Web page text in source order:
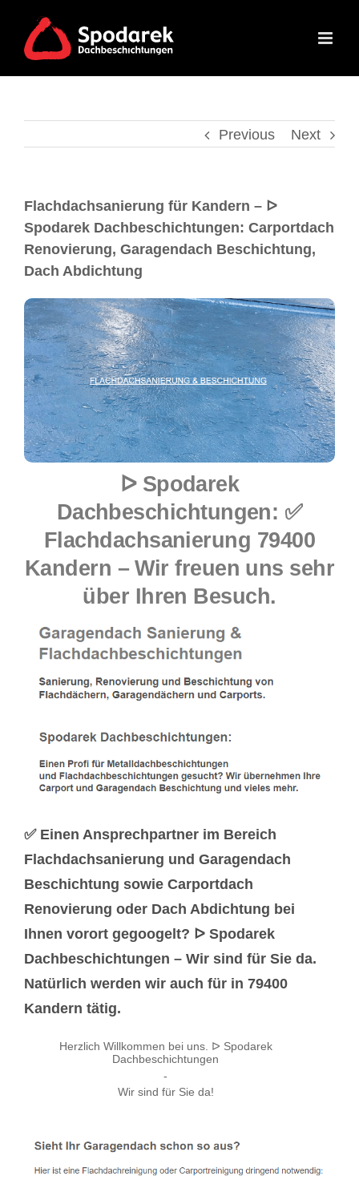
Previous Next
Flachdachsanierung für Kandern – ᐅ
Spodarek Dachbeschichtungen: Carportdach
Renovierung, Garagendach Beschichtung,
Dach Abdichtung
ᐅ Spodarek
Dachbeschichtungen: ✅
Flachdachsanierung 79400
Kandern – Wir freuen uns sehr
über Ihren Besuch.
✅ Einen Ansprechpartner im Bereich
Flachdachsanierung und Garagendach
Beschichtung sowie Carportdach
Renovierung oder Dach Abdichtung bei
Ihnen vorort gegoogelt? ᐅ Spodarek
Dachbeschichtungen – Wir sind für Sie da.
Natürlich werden wir auch für in 79400
Kandern tätig.
Herzlich Willkommen bei uns. ᐅ Spodarek
Dachbeschichtungen
-
Wir sind für Sie da!